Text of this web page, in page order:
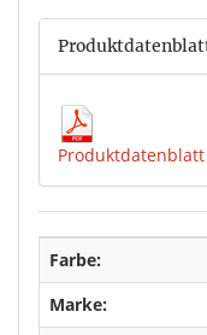
Produktdatenblatt
Farbe:
Marke: